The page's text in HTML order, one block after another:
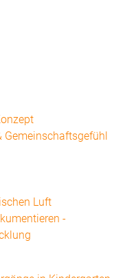
Gemeinschaftsgefühl
Luft
-